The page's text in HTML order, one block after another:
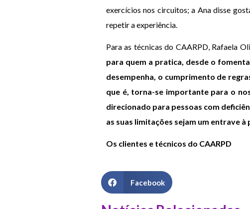
exercícios nos circuitos; a Ana disse
repetir a experiência.
Para as técnicas do CAARPD, Rafaela
para quem a pratica, desde o
desempenha, o cumprimento de
que é, torna-se importante para o
direcionado para pessoas com
as suas limitações sejam um entrave
Os clientes e técnicos do CAARPD
Facebook